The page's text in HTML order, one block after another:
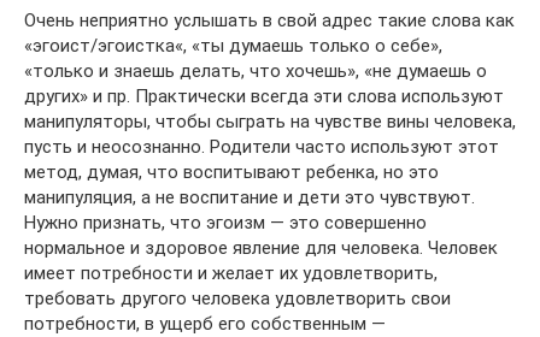
Очень неприятно услышать в свой адрес такие слова как
«эгоист/эгоистка«, «ты думаешь только о себе»,
«только и знаешь делать, что хочешь», «не думаешь о
других» и пр. Практически всегда эти слова используют
манипуляторы, чтобы сыграть на чувстве вины человека,
пусть и неосознанно. Родители часто используют этот
метод, думая, что воспитывают ребенка, но это
манипуляция, а не воспитание и дети это чувствуют.
Нужно признать, что эгоизм — это совершенно
нормальное и здоровое явление для человека. Человек
имеет потребности и желает их удовлетворить,
требовать другого человека удовлетворить свои
потребности, в ущерб его собственным —